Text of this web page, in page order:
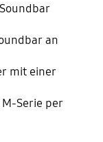
an
mit einer
Serie per